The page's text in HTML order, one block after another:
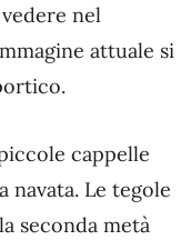
nel
attuale si
cappelle
navata. Le tegole
seconda metà